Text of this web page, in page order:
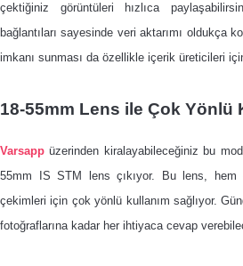
çektiğiniz görüntüleri hızlıca
bağlantıları sayesinde veri aktarımı oldukça
imkanı sunması da özellikle içerik üreticileri
18-55mm Lens ile Çok Yönlü
Varsapp üzerinden kiralayabileceğiniz bu
55mm IS STM lens çıkıyor. Bu lens, hem
çekimleri için çok yönlü kullanım sağlıyor.
fotoğraflarına kadar her ihtiyaca cevap